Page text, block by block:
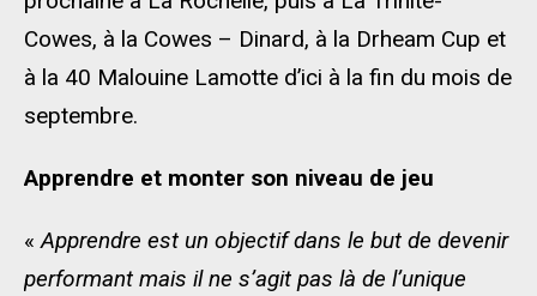
Cowes, à la Cowes – Dinard, à la Drheam Cup et
à la 40 Malouine Lamotte d’ici à la fin du mois de
septembre.
Apprendre et monter son niveau de jeu
«Apprendre est un objectif dans le but de devenir
performant mais il ne s’agit pas là de l’unique